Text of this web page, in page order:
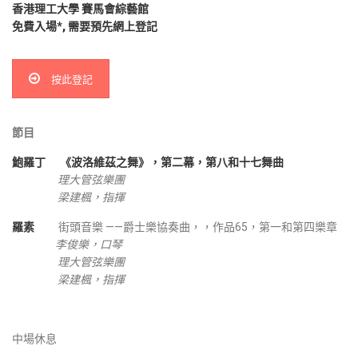
香港理工大學 賽馬會綜藝館
免費入場*, 需要預先網上登記
按此登記
節目
鮑羅丁
《波洛維茲之舞》，第二幕，第八和十七舞曲
理大管弦樂團
梁建楓，指揮
羅素
街頭音樂 ——爵士樂協奏曲，，作品65，第一和第四樂章
李俊樂， 口琴
理大管弦樂團
梁建楓，指揮
中場休息